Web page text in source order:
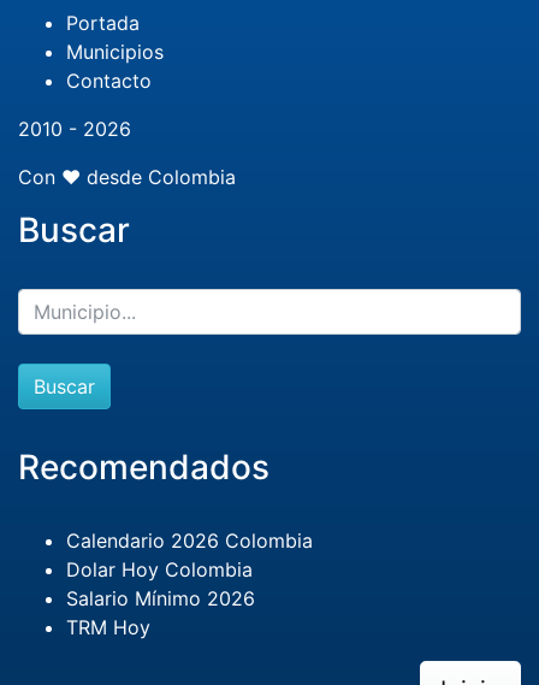
Portada
Municipios
Contacto
2010 - 2026
Con ❤️ desde Colombia
Buscar
Buscar
Recomendados
Calendario 2026 Colombia
Dolar Hoy Colombia
Salario Mínimo 2026
TRM Hoy